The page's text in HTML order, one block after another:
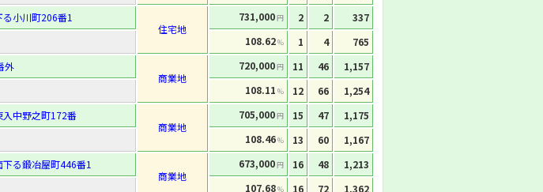
小川町206番1
住宅地
731,000円 2 2
337
108.62% 1 4 765
外
商業地
720,000円 11 46
1,157
108.11 % 12 66 1,254
中野之町172番
商業地
705,000円 15 47
1,175
108.46% 13 60 1,167
る鍛冶屋町446番1
商業地
673,000円 16 48
1,213
107.68% 16 72 1,362